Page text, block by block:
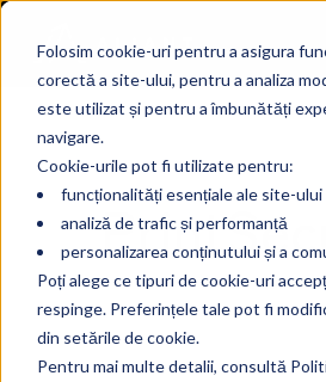
Folosim cookie-uri pentru a asigura
corectă a site-ului, pentru a analiza
este utilizat și pentru a îmbunătăți
navigare.
Cookie-urile pot fi utilizate pentru:
funcționalități esențiale ale site-ului
analiză de trafic și performanță
personalizarea conținutului și a
Poți alege ce tipuri de cookie-uri
respinge. Preferințele tale pot fi
din setările de cookie.
Pentru mai multe detalii, consultă